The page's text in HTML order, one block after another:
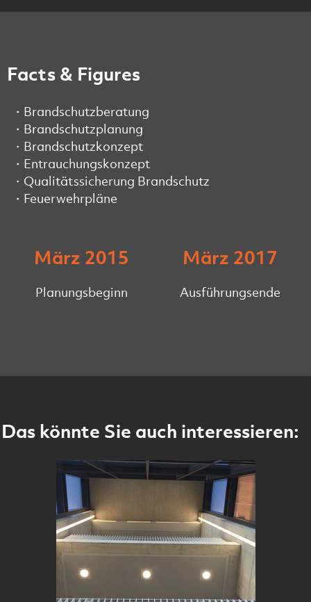
Facts & Figures
Brandschutzberatung
Brandschutzplanung
Brandschutzkonzept
Entrauchungskonzept
Qualitätssicherung Brandschutz
Feuerwehrpläne
März 2015
Planungsbeginn
März 2017
Ausführungsende
Das könnte Sie auch interessieren: